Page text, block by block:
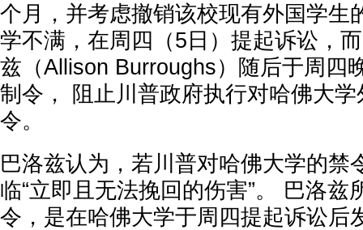
个月，并考虑撤销该校现有外国学生
学不满，在周四（5日）提起诉讼，
兹（Allison Burroughs）随后于周四
制令， 阻止川普政府执行对哈佛大
令。
巴洛兹认为，若川普对哈佛大学的禁
临“立即且无法挽回的伤害”。 巴洛兹
令，是在哈佛大学于周四提起诉讼后